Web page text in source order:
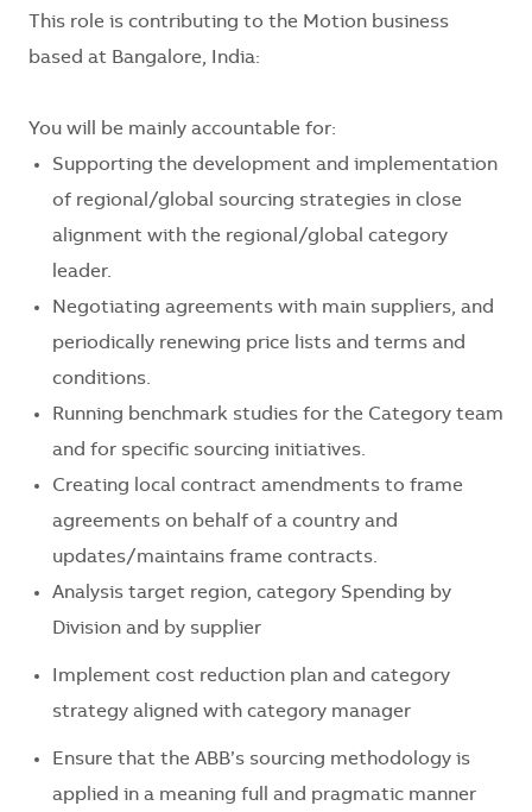
This role is contributing to the Motion business
based at Bangalore, India:
You will be mainly accountable for:
Supporting the development and implementation
of regional/global sourcing strategies in close
alignment with the regional/global category
leader.
Negotiating agreements with main suppliers, and
periodically renewing price lists and terms and
conditions.
Running benchmark studies for the Category team
and for specific sourcing initiatives.
Creating local contract amendments to frame
agreements on behalf of a country and
updates/maintains frame contracts.
Analysis target region, category Spending by
Division and by supplier
Implement cost reduction plan and category
strategy aligned with category manager
Ensure that the ABB’s sourcing methodology is
applied in a meaning full and pragmatic manner